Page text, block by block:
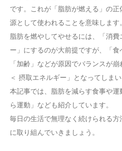
です。これが「脂肪が燃える」の
源として使われることを意味します。
脂肪を燃やしてやせるには、「消
ー」にするのが大前提ですが、「食
「加齢」などが原因でバランスが
＜ 摂取エネルギー」となってしまい
本記事では、脂肪を減らす食事や
ら運動」なども紹介しています。
毎日の生活で無理なく続けられる
に取り組んでいきましょう。